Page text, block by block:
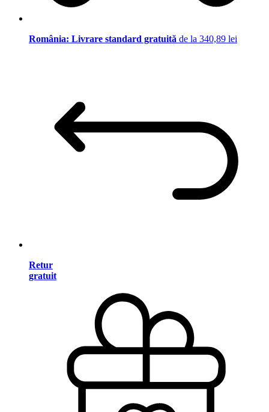
România: Livrare standard gratuită de la 340,89 lei
Retur
gratuit